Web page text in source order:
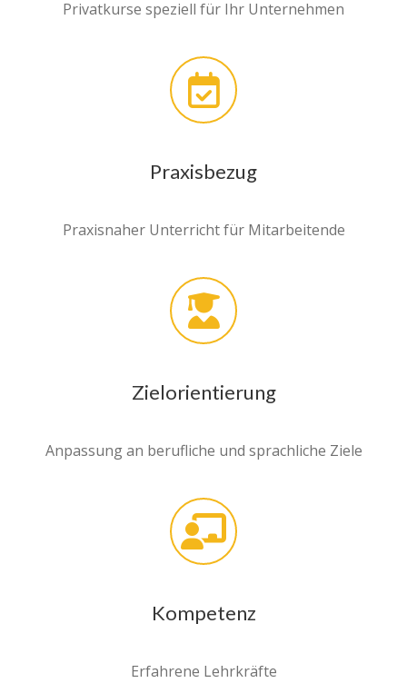
Privatkurse speziell für Ihr Unternehmen
Praxisbezug
Praxisnaher Unterricht für Mitarbeitende
Zielorientierung
Anpassung an berufliche und sprachliche Ziele
Kompetenz
Erfahrene Lehrkräfte